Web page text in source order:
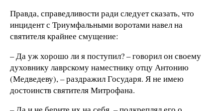
Правда, справедливости ради следует сказать, что
инцидент с Триумфальными воротами навел на
святителя крайнее смущение:
– Да уж хорошо ли я поступил? – говорил он своему
духовнику лаврскому наместнику отцу Антонию
(Медведеву), – раздражил Государя. Я не имею
достоинств святителя Митрофана.